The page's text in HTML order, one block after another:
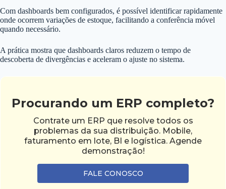
Com dashboards bem configurados, é possível identificar rapidamente
onde ocorrem variações de estoque, facilitando a conferência móvel
quando necessário.
A prática mostra que dashboards claros reduzem o tempo de
descoberta de divergências e aceleram o ajuste no sistema.
Procurando um ERP completo?
Contrate um ERP que resolve todos os
problemas da sua distribuição. Mobile,
faturamento em lote, BI e logística. Agende
demonstração!
FALE CONOSCO